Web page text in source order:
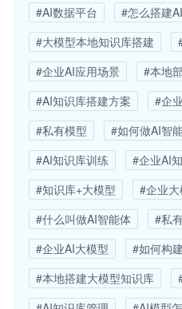
#AI数据平台
#怎么搭建
#大模型本地知识库搭建
#企业AI应用场景
#本地
#AI知识库搭建方案
#企
#私有模型
#如何做AI智
#AI知识库训练
#企业AI
#知识库+大模型
#企业
#什么叫做AI智能体
#私
#企业AI大模型
#如何构
#本地搭建大模型知识库